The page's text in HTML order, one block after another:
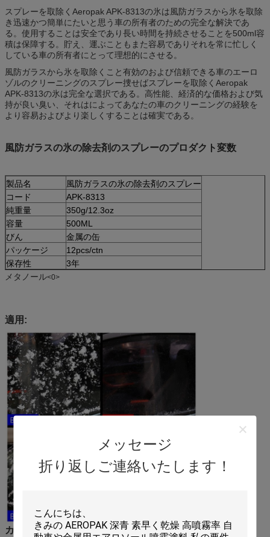
メッセージ
折り返しご連絡いたします！
スプレーを取除くAeropak APK-8313の氷は風防ガラスから氷を取除
き迅速かつ簡単にたいと思う車の所有者のための完全な解決であ
る。使用することは安全であり長い時間を持続させることを500ml容
積は保障する。貯え、運ぶこともまた容易でありそれを常に忙しく
している車の所有者にとって理想的にさせる。
風防ガラスから氷を取除くこと有効のおよび信頼できる車のエーロ
ゾルのクリーニングのスプレー捜せばスプレーを取除くAeropak
APK-8313の氷は完全な選択である。高性能、経済的な価格および気
持が良い臭い、それはによってあなたの車のクリーニングの経験を
より容易およびより楽しくすることは確実である。
風防ガラスの氷の除去剤のスプレーのプロダクト変数
製品名
風防ガラスの氷の除去剤のスプレー
コード
APK-8313
純重量
350g/12.3oz
容量
500ML
びん
金属の缶
パッケージ
12pcs/ctn
保存性
3年
メタノール<0>
適用:
カスタム化: